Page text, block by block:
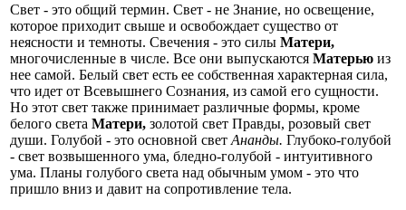
Свет - это общий термин. Свет - не Знание, но освещение,
которое приходит свыше и освобождает существо от
неясности и тем­ноты. Свечения - это силыМатери,
многочисленные в числе. Все они выпускаютсяМатерьюиз
нее самой. Белый свет есть ее собственная характерная сила,
что идет от Всевышнего Сознания, из самой его сущности.
Но этот свет также принимает различные формы, кроме
белого света Матери,золотой свет Правды, розовый свет
души. Голу­бой - это основной свет Ананды. Глубоко-голубой
- свет возвышен­ного ума, бледно-голубой - интуитивного
ума. Планы голубого света над обычным умом - это что
пришло вниз и давит на сопротивление тела.